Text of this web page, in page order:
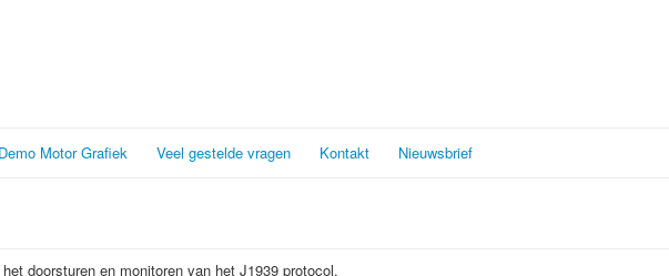
Demo Motor Grafiek Veel gestelde vragen Kontakt Nieuwsbrief
doorsturen en monitoren van het J1939 protocol.